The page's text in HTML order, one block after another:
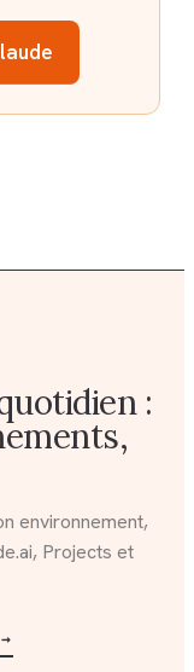
:
environnement,
Projects et